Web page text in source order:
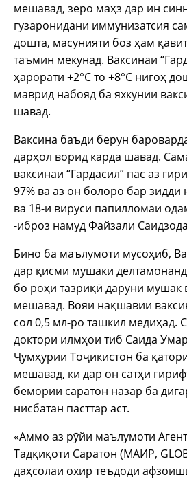
мешавад, зеро маҳз дар ин
гузаронидани иммунизатсия
дошта, масунияти боз ҳам
таъмин мекунад. Ваксинаи
ҳарорати +2°С то +8°С нигоҳ
маврид набояд ба яхкунии
шавад.
Ваксина баъди берун
дарҳол ворид карда шавад.
ваксинаи “Гардасил” пас аз
97% ва аз он болоро бар зидди
ва 18-и вируси папилломаи
-иброз намуд Файзали
Бино ба маълумоти мусоҳиб,
дар қисми мушаки
бо роҳи тазриқӣ даруни мушак
мешавад. Вояи нақшавии
сол 0,5 мл-ро ташкил медиҳад.
доктори илмҳои тиб Саида
Ҷумҳурии Тоҷикистон ба
мешавад, ки дар он сатҳи
бемории саратон назар ба
нисбатан пасттар аст.
«Аммо аз рӯйи маълумоти
Тадқиқоти Саратон (МАИР,
даҳсолаи охир теъдоди